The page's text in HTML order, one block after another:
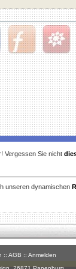
Furl StudiVZ
Vergessen Sie nicht
unseren dynamischen
:: AGB :: Anmelden